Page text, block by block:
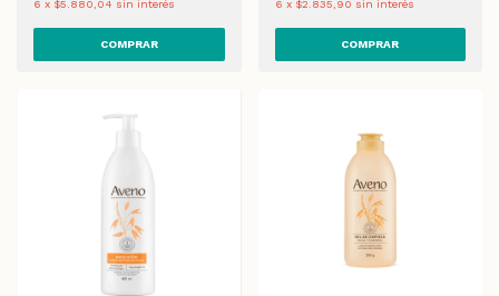
6 x $5.880,04 sin interés 6 x $2.835,90 sin interés